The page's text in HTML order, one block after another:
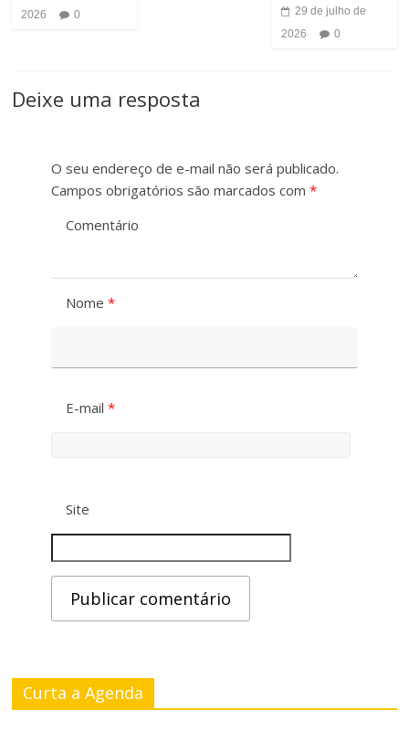
2026
0
29 de julho de
2026
0
Deixe uma resposta
O seu endereço de e-mail não será publicado.
Campos obrigatórios são marcados com *
Comentário
Nome *
E-mail *
Site
Curta a Agenda